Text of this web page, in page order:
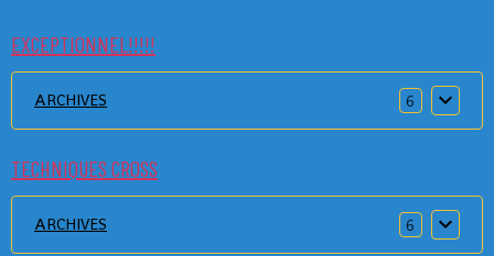
EXCEPTIONNEL!!!!!
ARCHIVES 6
TECHNIQUES CROSS
ARCHIVES 6